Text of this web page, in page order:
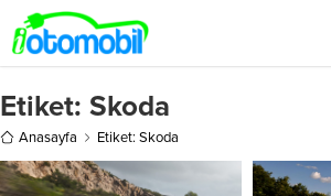
Etiket: Skoda
Anasayfa Etiket: Skoda